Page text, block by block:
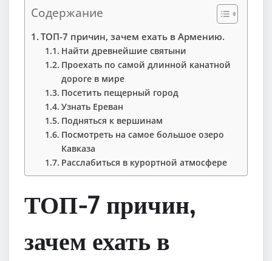
Содержание
ТОП-7 причин, зачем ехать в Армению.
Найти древнейшие святыни
Проехать по самой длинной канатной
дороге в мире
Посетить пещерный город
Узнать Ереван
Подняться к вершинам
Посмотреть на самое большое озеро
Кавказа
Расслабиться в курортной атмосфере
ТОП-7 причин,
зачем ехать в